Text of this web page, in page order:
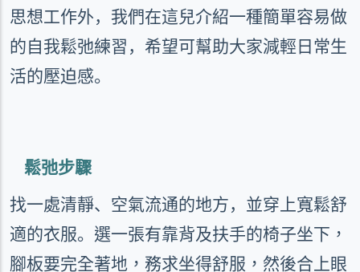
思想工作外，我們在這兒介紹一種簡單容易做
的自我鬆弛練習，希望可幫助大家減輕日常生
活的壓迫感。
鬆弛步驟
找一處清靜、空氣流通的地方，並穿上寬鬆舒
適的衣服。 選一張有靠背及扶手的椅子坐下，
腳板要完全著地，務求坐得舒服，然後合上眼